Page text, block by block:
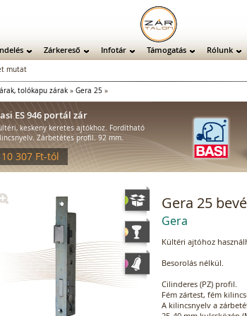
Zárkereső Infotár Támogatás Rólunk
mutat
tolókapu zárak » Gera 25 »
ES 946 portál zár
keskeny keretes ajtókhoz. Fordítható
Zárbetétes profil. 92 mm.
307 Ft-tól
Gera 25
Gera
Kültéri ajtóhoz
Besorolás nélkül.
Cilinderes (PZ) profil.
Fém zártest, fém
A kilincsnyelv a